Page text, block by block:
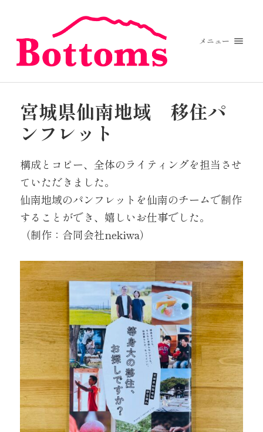
メニュー
宮城県仙南地域 移住パ
ンフレット
構成とコピー、全体のライティングを担当させ
ていただきました。
仙南地域のパンフレットを仙南のチームで制作
することができ、嬉しいお仕事でした。
（制作：合同会社nekiwa）